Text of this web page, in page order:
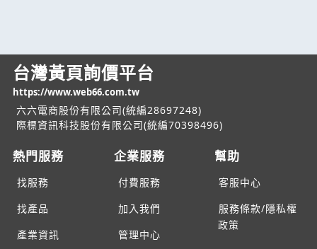
台灣黃頁詢價平台
https://www.web66.com.tw
六六電商股份有限公司(統編28697248)
際標資訊科技股份有限公司(統編70398496)
熱門服務
找服務
找產品
產業資訊
企業服務
付費服務
加入我們
管理中心
幫助
客服中心
服務條款/隱私權
政策